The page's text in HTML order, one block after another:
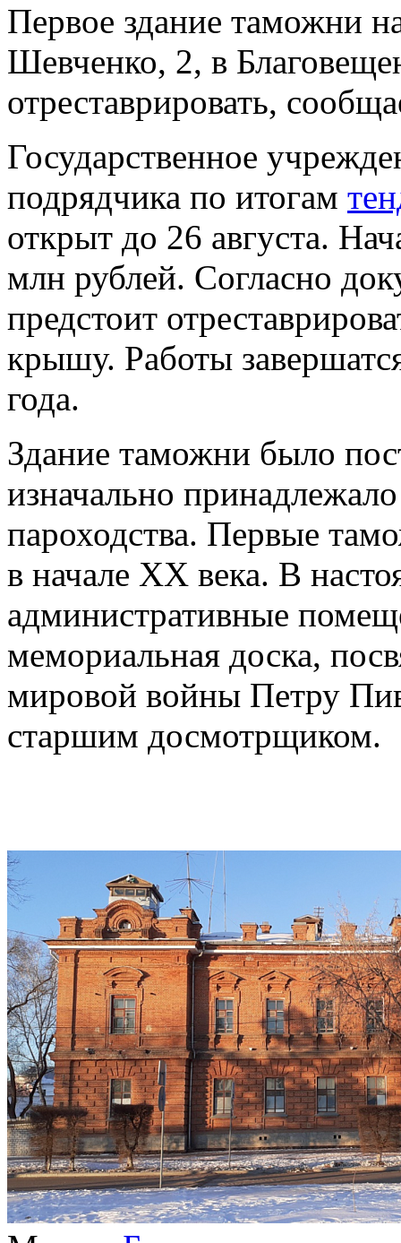
Первое здание таможни
Шевченко, 2, в
отреставрировать,
Государственное
подрядчика по итогам
открыт до 26 августа.
млн рублей. Согласно
предстоит
крышу. Работы
года.
Здание таможни было
изначально
пароходства. Первые
в начале XX века. В
административные
мемориальная доска,
мировой войны Петру
старшим досмотрщиком.